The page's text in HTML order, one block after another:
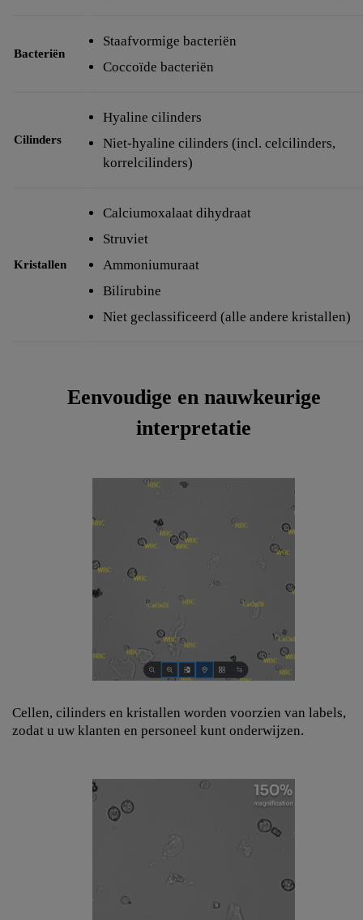
Bacteriën
Staafvormige bacteriën
Coccoïde bacteriën
Cilinders
Hyaline cilinders
Niet-hyaline cilinders (incl. celcilinders,
korrelcilinders)
Kristallen
Calciumoxalaat dihydraat
Struviet
Ammoniumuraat
Bilirubine
Niet geclassificeerd (alle andere kristallen)
Eenvoudige en nauwkeurige
interpretatie
Cellen, cilinders en kristallen worden voorzien van labels,
zodat u uw klanten en personeel kunt onderwijzen.